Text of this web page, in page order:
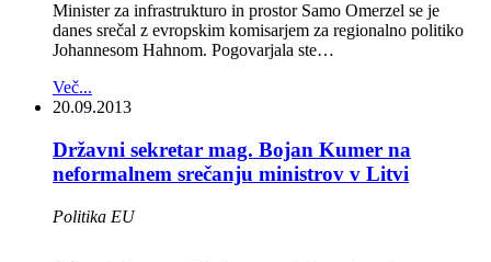
Minister za infrastrukturo in prostor Samo Omerzel se je
danes srečal z evropskim komisarjem za regionalno politiko
Johannesom Hahnom. Pogovarjala ste…
Več...
20.09.2013
Državni sekretar mag. Bojan Kumer na
neformalnem srečanju ministrov v Litvi
Politika EU